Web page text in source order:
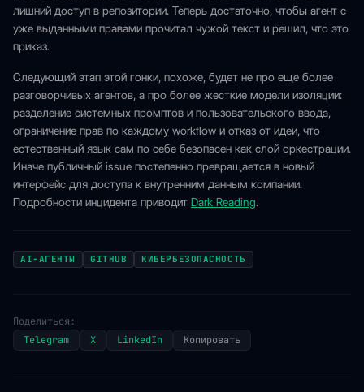
лишний доступ в репозитории. Теперь достаточно, чтобы агент с
уже выданными правами прочитал чужой текст и решил, что это
приказ.
Следующий этап этой гонки, похоже, будет не про еще более
разговорчивых агентов, а про более жесткие модели изоляции:
разделение системных промптов и пользовательского ввода,
ограничение прав по каждому workflow и отказ от идеи, что
естественный язык сам по себе безопасен как слой оркестрации.
Иначе публичный issue постепенно превращается в новый
интерфейс для доступа к внутренним данным компании.
Подробности инцидента приводит Dark Reading.
AI-АГЕНТЫ GITHUB КИБЕРБЕЗОПАСНОСТЬ
Поделиться:
Telegram
X LinkedIn Копировать